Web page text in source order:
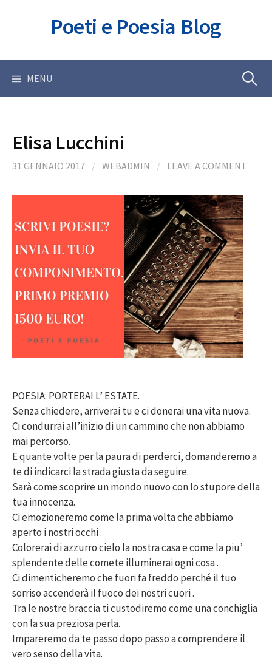
Poeti e Poesia Blog
MENU Ricerca
Elisa Lucchini
31 GENNAIO 2017 / WEBADMIN / LEAVE A COMMENT
POESIA: PORTERAI L’ ESTATE.
Senza chiedere, arriverai tu e ci donerai una vita nuova.
Ci condurrai all’inizio di un cammino che non abbiamo
mai percorso.
E quante volte per la paura di perderci, domanderemo a
te di indicarci la strada giusta da seguire.
Sarà come scoprire un mondo nuovo con lo stupore della
tua innocenza.
Ci emozioneremo come la prima volta che abbiamo
aperto i nostri occhi .
Colorerai di azzurro cielo la nostra casa e come la piu’
splendente delle comete illuminerai ogni cosa .
Ci dimenticheremo che fuori fa freddo perché il tuo
sorriso accenderà il fuoco dei nostri cuori .
Tra le nostre braccia ti custodiremo come una conchiglia
con la sua preziosa perla.
Impareremo da te passo dopo passo a comprendere il
vero senso della vita.